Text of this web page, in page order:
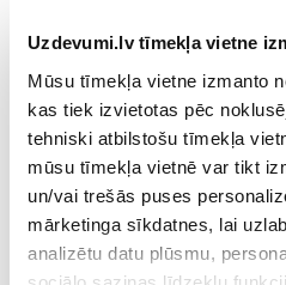
Uzdevumi.lv tīmekļa vietne
Mūsu tīmekļa vietne izmanto
kas tiek izvietotas pēc
tehniski atbilstošu tīmekļa
mūsu tīmekļa vietnē var tikt
un/vai trešās puses
mārketinga sīkdatnes, lai
analizētu datu plūsmu,
Grūtības pakāpe: vidēja
16. Teksta uzdevums par
Grūtības pakāpe: augsta
17. Teksta uzdevums ar
Grūtības pakāpe: augsta